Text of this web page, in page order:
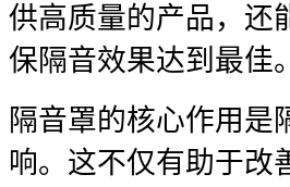
供高质量的产品，还
保隔音效果达到最佳。
隔音罩的核心作用是
响。这不仅有助于改